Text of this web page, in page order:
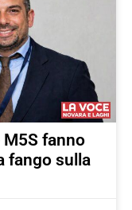
fanno
fango sulla